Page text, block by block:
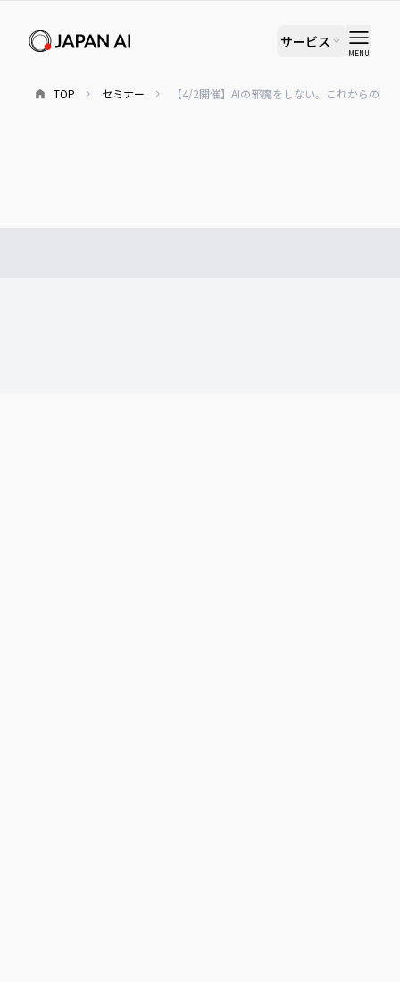
サービス
MENU
TOP セミナー 【4/2開催】AIの邪魔をしない。これからの業